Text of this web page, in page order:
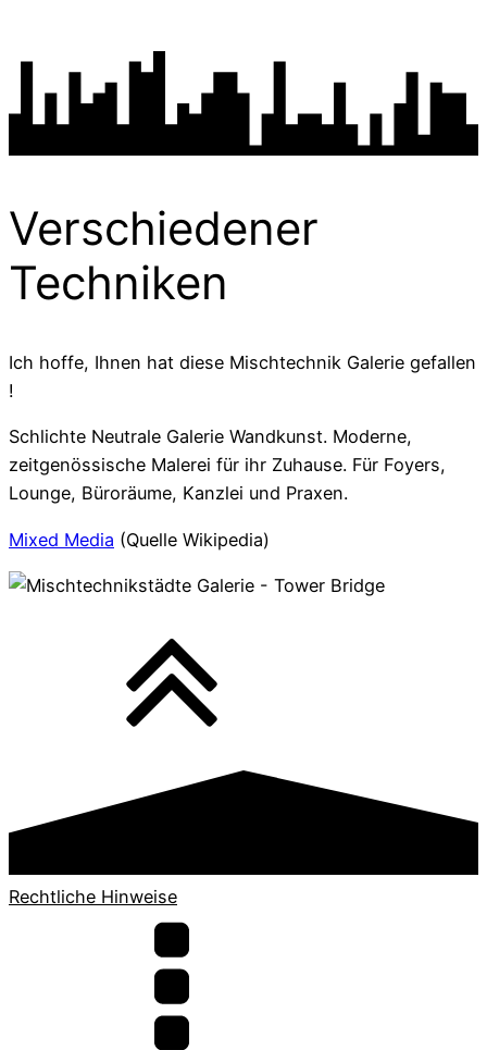
Verschiedener
Techniken
Ich hoffe, Ihnen hat diese Mischtechnik Galerie gefallen
!
Schlichte Neutrale Galerie Wandkunst. Moderne,
zeitgenössische Malerei für ihr Zuhause. Für Foyers,
Lounge, Büroräume, Kanzlei und Praxen.
Mixed Media (Quelle Wikipedia)
Rechtliche Hinweise